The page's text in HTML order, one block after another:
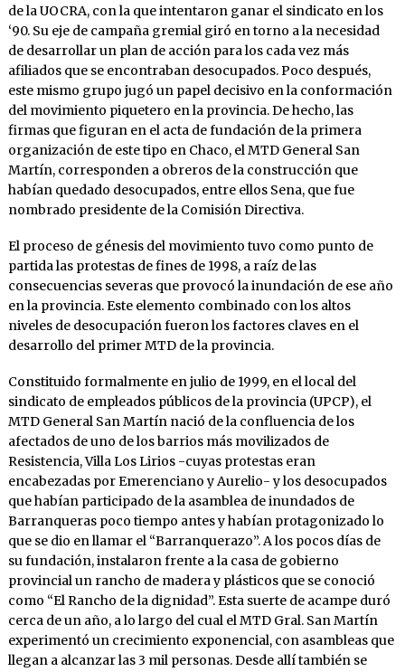
de la UOCRA, con la que intentaron ganar el sindicato en los
‘90. Su eje de campaña gremial giró en torno a la necesidad
de desarrollar un plan de acción para los cada vez más
afiliados que se encontraban desocupados. Poco después,
este mismo grupo jugó un papel decisivo en la conformación
del movimiento piquetero en la provincia. De hecho, las
firmas que figuran en el acta de fundación de la primera
organización de este tipo en Chaco, el MTD General San
Martín, corresponden a obreros de la construcción que
habían quedado desocupados, entre ellos Sena, que fue
nombrado presidente de la Comisión Directiva.
El proceso de génesis del movimiento tuvo como punto de
partida las protestas de fines de 1998, a raíz de las
consecuencias severas que provocó la inundación de ese año
en la provincia. Este elemento combinado con los altos
niveles de desocupación fueron los factores claves en el
desarrollo del primer MTD de la provincia.
Constituido formalmente en julio de 1999, en el local del
sindicato de empleados públicos de la provincia (UPCP), el
MTD General San Martín nació de la confluencia de los
afectados de uno de los barrios más movilizados de
Resistencia, Villa Los Lirios -cuyas protestas eran
encabezadas por Emerenciano y Aurelio- y los desocupados
que habían participado de la asamblea de inundados de
Barranqueras poco tiempo antes y habían protagonizado lo
que se dio en llamar el “Barranquerazo”. A los pocos días de
su fundación, instalaron frente a la casa de gobierno
provincial un rancho de madera y plásticos que se conoció
como “El Rancho de la dignidad”. Esta suerte de acampe duró
cerca de un año, a lo largo del cual el MTD Gral. San Martín
experimentó un crecimiento exponencial, con asambleas que
llegan a alcanzar las 3 mil personas. Desde allí también se